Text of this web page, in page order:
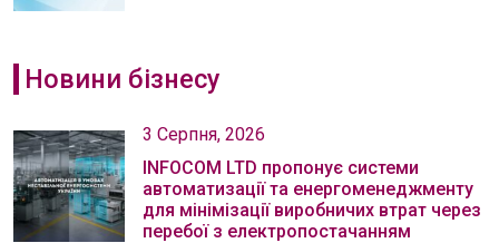
Новини бізнесу
3 Серпня, 2026
INFOCOM LTD пропонує системи
автоматизації та енергоменеджменту
для мінімізації виробничих втрат через
перебої з електропостачанням